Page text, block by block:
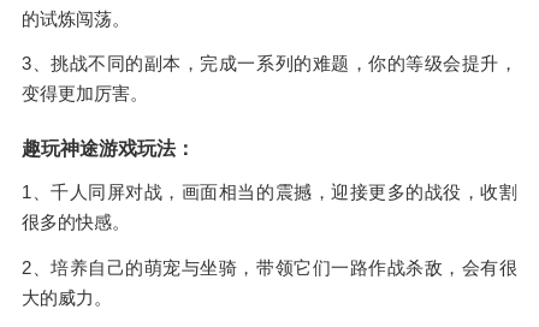
的试炼闯荡。
3、挑战不同的副本，完成一系列的难题，你的等级会提升，
变得更加厉害。
趣玩神途游戏玩法：
1、千人同屏对战，画面相当的震撼，迎接更多的战役，收割
很多的快感。
2、培养自己的萌宠与坐骑，带领它们一路作战杀敌，会有很
大的威力。